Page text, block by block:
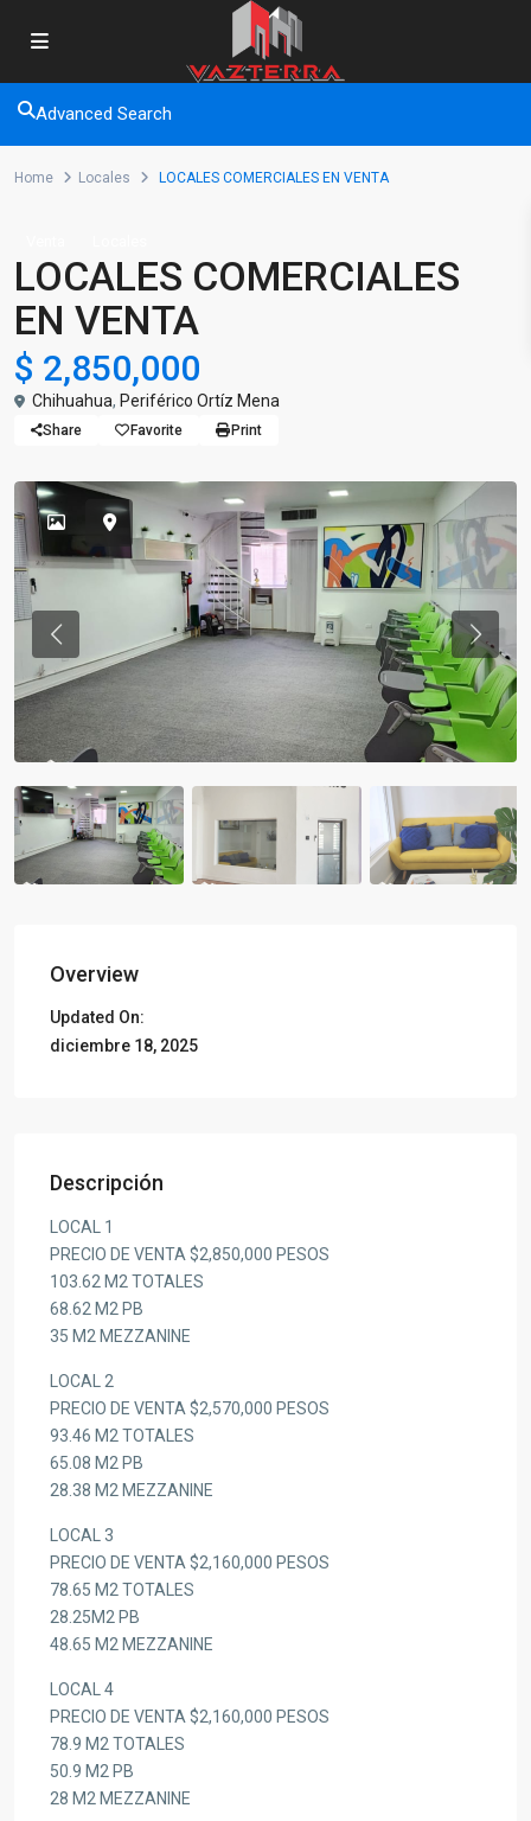
Advanced Search
Home Locales LOCALES COMERCIALES EN VENTA
LOCALES COMERCIALES
EN VENTA
$ 2,850,000
Chihuahua, Periférico Ortíz Mena
Share Favorite Print
Previous
Overview
Updated On:
diciembre 18, 2025
Descripción
LOCAL 1
PRECIO DE VENTA $2,850,000 PESOS
103.62 M2 TOTALES
68.62 M2 PB
35 M2 MEZZANINE
LOCAL 2
PRECIO DE VENTA $2,570,000 PESOS
93.46 M2 TOTALES
65.08 M2 PB
28.38 M2 MEZZANINE
LOCAL 3
PRECIO DE VENTA $2,160,000 PESOS
78.65 M2 TOTALES
28.25M2 PB
48.65 M2 MEZZANINE
LOCAL 4
PRECIO DE VENTA $2,160,000 PESOS
78.9 M2 TOTALES
50.9 M2 PB
28 M2 MEZZANINE